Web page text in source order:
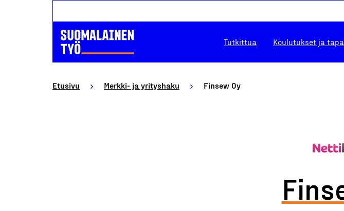
Tutkittua Koulutukset ja
Etusivu Merkki- ja yrityshaku Finsew Oy